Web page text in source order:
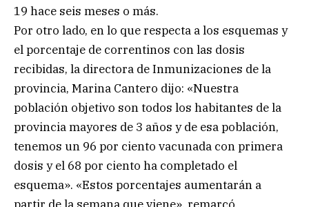
19 hace seis meses o más.
Por otro lado, en lo que respecta a los esquemas y
el porcentaje de correntinos con las dosis
recibidas, la directora de Inmunizaciones de la
provincia, Marina Cantero dijo: «Nuestra
población objetivo son todos los habitantes de la
provincia mayores de 3 años y de esa población,
tenemos un 96 por ciento vacunada con primera
dosis y el 68 por ciento ha completado el
esquema». «Estos porcentajes aumentarán a